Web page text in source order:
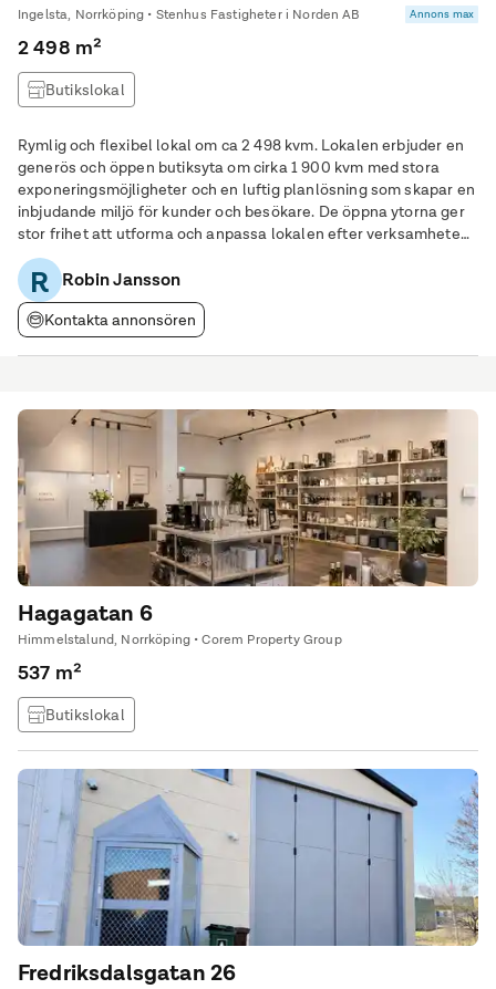
Ingelsta, Norrköping • Stenhus Fastigheter i Norden AB Annons max
2 498 m²
Butikslokal
Rymlig och flexibel lokal om ca 2 498 kvm. Lokalen erbjuder en
generös och öppen butiksyta om cirka 1 900 kvm med stora
exponeringsmöjligheter och en luftig planlösning som skapar en
inbjudande miljö för kunder och besökare. De öppna ytorna ger
stor frihet att utforma och anpassa lokalen efter verksamhetens
behov, oavsett om det gäller detaljhandel, showroom,
träningsverksamhet eller annan
R Robin Jansson
Kontakta annonsören
Hagagatan 6
Himmelstalund, Norrköping • Corem Property Group
537 m²
Butikslokal
Fredriksdalsgatan 26